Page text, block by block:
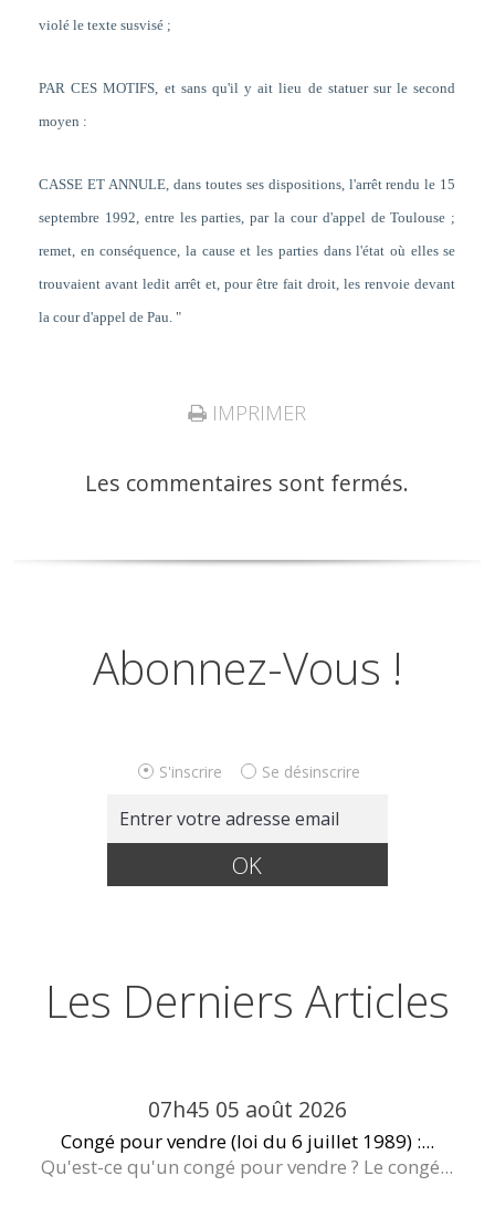
violé le texte susvisé ;
PAR CES MOTIFS, et sans qu'il y ait lieu de statuer sur le second
moyen :
CASSE ET ANNULE, dans toutes ses dispositions, l'arrêt rendu le 15
septembre 1992, entre les parties, par la cour d'appel de Toulouse ;
remet, en conséquence, la cause et les parties dans l'état où elles se
trouvaient avant ledit arrêt et, pour être fait droit, les renvoie devant
la cour d'appel de Pau. "
IMPRIMER
Les commentaires sont fermés.
Abonnez-Vous !
S'inscrire Se désinscrire
Les Derniers Articles
07h45 05 août 2026
Congé pour vendre (loi du 6 juillet 1989) :...
Qu'est-ce qu'un congé pour vendre ? Le congé...